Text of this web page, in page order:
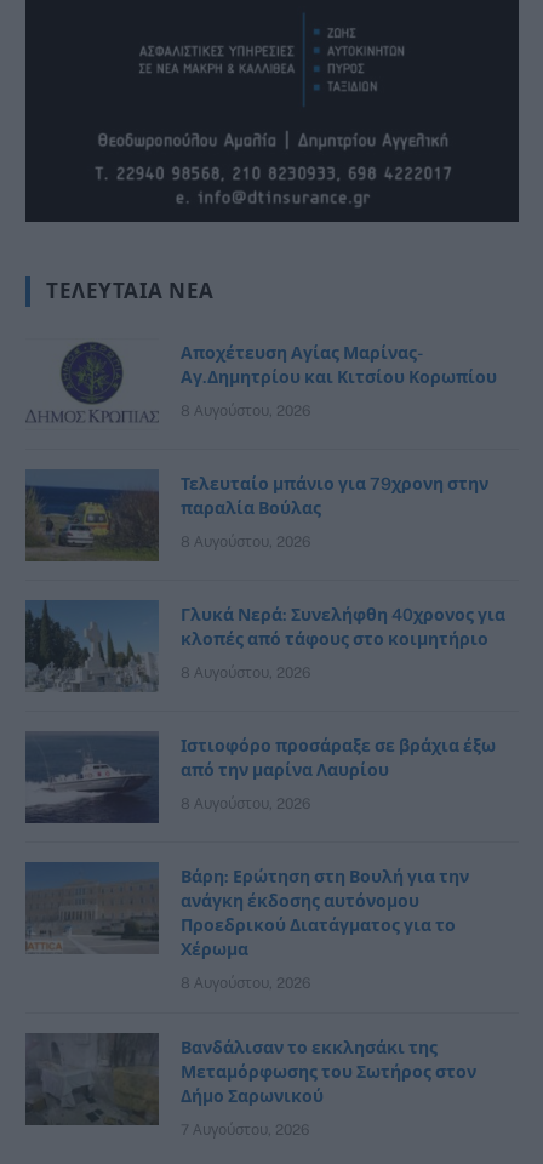
ΤΕΛΕΥΤΑΊΑ ΝΈΑ
Αποχέτευση Αγίας Μαρίνας-
Αγ.Δημητρίου και Κιτσίου Κορωπίου
8 Αυγούστου, 2026
Τελευταίο μπάνιο για 79χρονη στην
παραλία Βούλας
8 Αυγούστου, 2026
Γλυκά Νερά: Συνελήφθη 40χρονος για
κλοπές από τάφους στο κοιμητήριο
8 Αυγούστου, 2026
Ιστιοφόρο προσάραξε σε βράχια έξω
από την μαρίνα Λαυρίου
8 Αυγούστου, 2026
Βάρη: Ερώτηση στη Βουλή για την
ανάγκη έκδοσης αυτόνομου
Προεδρικού Διατάγματος για το
Χέρωμα
8 Αυγούστου, 2026
Βανδάλισαν το εκκλησάκι της
Μεταμόρφωσης του Σωτήρος στον
Δήμο Σαρωνικού
7 Αυγούστου, 2026